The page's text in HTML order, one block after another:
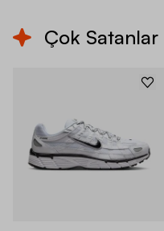
Çok Satanlar